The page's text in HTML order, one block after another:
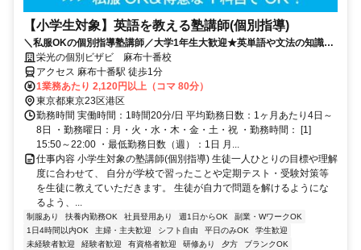
【小学生対象】英語を教える塾講師(個別指導)
＼私服OKの個別指導塾講師／大学1年生大歓迎★英単語や文法の知識を
活かそう♪教えることが好きな方歓迎！
栄光の個別ビザビ 麻布十番校
アクセス 麻布十番駅 徒歩1分
1業務あたり 2,120円以上（コマ 80分）
東京都東京23区港区
勤務時間 実働時間：1時間20分/日 平均勤務日数：1ヶ月あたり4日～
8日 ・勤務曜日：月・火・水・木・金・土・祝 ・勤務時間： [1]
15:50～22:00 ・最低勤務日数（週）：1日 月...
仕事内容 小学生対象の塾講師(個別指導) 生徒一人ひとりの目標や理解
度に合わせて、 自分が学校で習ったことや定期テスト・受験対策等
を生徒に教えていただきます。 生徒が自力で問題を解けるようにな
るよう、...
制服あり 扶養内勤務OK 社員登用あり 週1日からOK
副業・WワークOK
1日4時間以内OK
主婦・主夫歓迎 シフト自由 平日のみOK
学生歓迎
未経験者歓迎
経験者歓迎 有資格者歓迎 研修あり 夕方
ブランクOK